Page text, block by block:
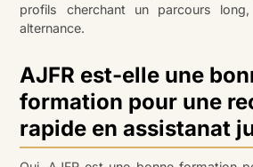
profils cherchant un parcours
alternance.
AJFR est-elle une
formation pour une
rapide en assistanat